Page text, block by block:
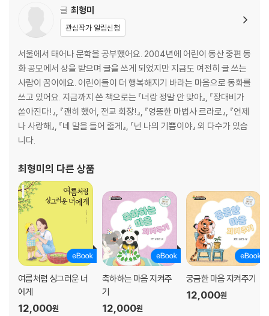
글 최형미
관심작가 알림신청
서울에서 태어나 문학을 공부했어요. 2004년에 어린이 동산 중편 동
화 공모에서 상을 받으며 글을 쓰게 되었지만 지금도 여전히 글 쓰는
사람이 꿈이에요. 어린이들이 더 행복해지기 바라는 마음으로 동화를
쓰고 있어요. 지금까지 쓴 책으로는 『너랑 정말 안 맞아』, 『장대비가
쏟아진다!』, 『괜히 했어, 전교 회장!』, 『엉뚱한 마법사 르라로』, 『언제
나 사랑해』, 『네 말을 들어 줄게』, 『넌 나의 기쁨이야』 외 다수가 있습
니다.
최형미 의 다른 상품
여름처럼 싱그러운 너
에게
12,000원
축하하는 마음 지켜주
기
12,000원
궁금한 마음 지켜주기
12,000원